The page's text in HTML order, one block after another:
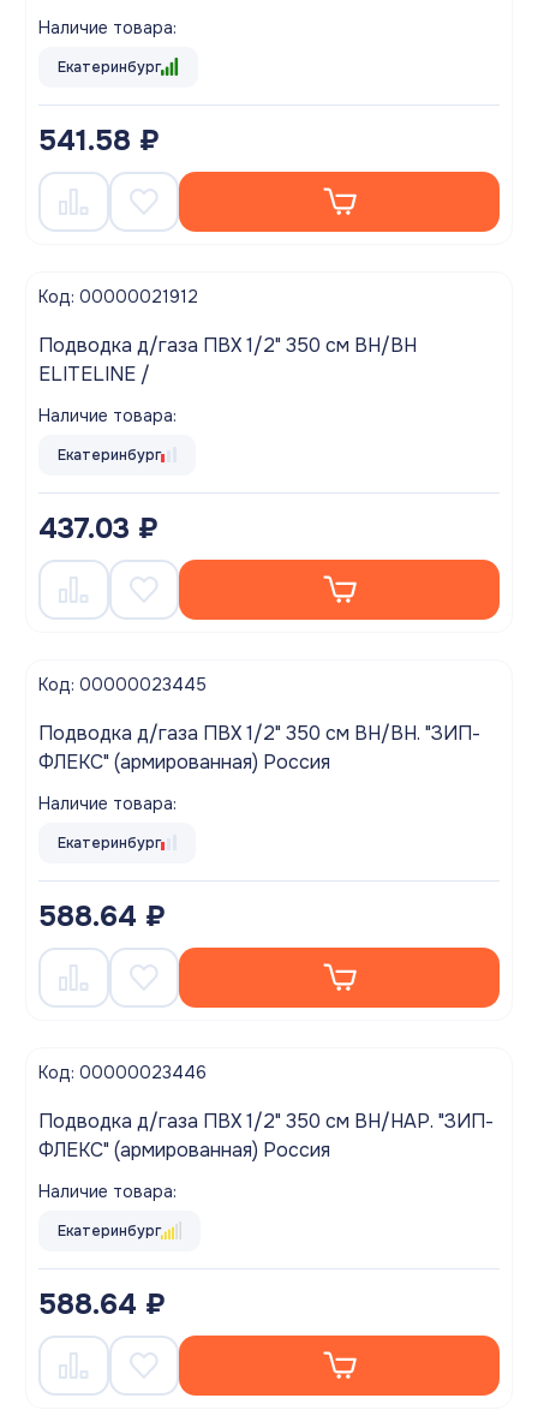
Наличие товара:
Екатеринбург
541.58 ₽
Код: 00000021912
Подводка д/газа ПВХ 1/2" 350 см ВН/ВН
ELITELINE /
Наличие товара:
Екатеринбург
437.03 ₽
Код: 00000023445
Подводка д/газа ПВХ 1/2" 350 см ВН/ВН. "ЗИП-
ФЛЕКС" (армированная) Россия
Наличие товара:
Екатеринбург
588.64 ₽
Код: 00000023446
Подводка д/газа ПВХ 1/2" 350 см ВН/НАР. "ЗИП-
ФЛЕКС" (армированная) Россия
Наличие товара:
Екатеринбург
588.64 ₽